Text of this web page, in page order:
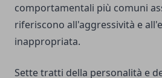
comportamentali più comuni
riferiscono all'aggressività e
inappropriata.
Sette tratti della personalità e